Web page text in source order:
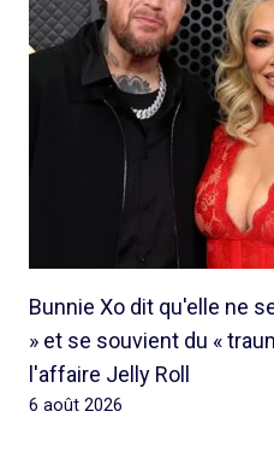
Bunnie Xo dit qu'elle ne
» et se souvient du «
l'affaire Jelly Roll
6 août 2026